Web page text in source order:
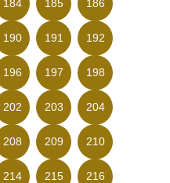
184 185 186
190 191 192
196 197 198
202 203 204
208 209 210
214 215 216